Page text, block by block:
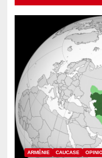
ARMÉNIE CAUCASE